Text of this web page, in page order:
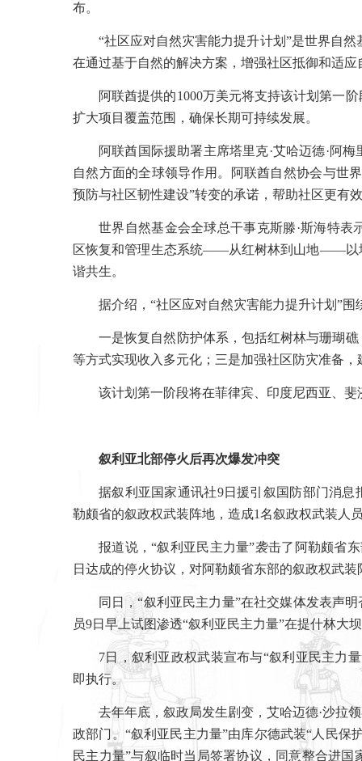
布。
“社区应对自然灾害能力提升计划”是世界自
在通过基于自然的解决方案，增强社区抵御和适
阿联酋提供的1000万美元将支持该计划第一
扩大项目覆盖范围，确保长期可持续发展。
阿联酋国际援助署主席塔里克·艾哈迈德·阿
自然方面的全球领导作用。阿联酋自然协会与世
预防与社区韧性建设”转变的承诺，帮助社区更有
世界自然基金会全球总干事克斯滕·斯海特
区恢复和管理生态系统——从红树林到山地——以
谐共生。
据介绍，“社区应对自然灾害能力提升计划”围
一是恢复自然防护体系，包括红树林与珊瑚
等方式实现收入多元化；三是加强社区防灾准备
该计划第一阶段将在菲律宾、印度尼西亚、
叙利亚北部停火后再次爆发冲突
据叙利亚国家通讯社9日援引叙国防部门消息
勒颇省的叙政权武装阵地，造成1名叙政权武装人
报道说，“叙利亚民主力量”袭击了阿勒颇省
日达成的停火协议，对阿勒颇省东部的叙政权武
同日，“叙利亚民主力量”在社交媒体发表声
员9日早上试图渗透“叙利亚民主力量”在提什林大
7日，叙利亚政权武装宣布与“叙利亚民主力
即执行。
去年年底，叙政局发生剧变，艾哈迈德·沙拉
政部门。“叙利亚民主力量”由库尔德武装“人民保
民主力量”与叙临时当局签署协议，同意整合进